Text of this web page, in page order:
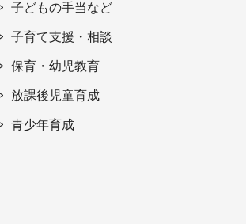
子どもの手当など
子育て支援・相談
保育・幼児教育
放課後児童育成
青少年育成